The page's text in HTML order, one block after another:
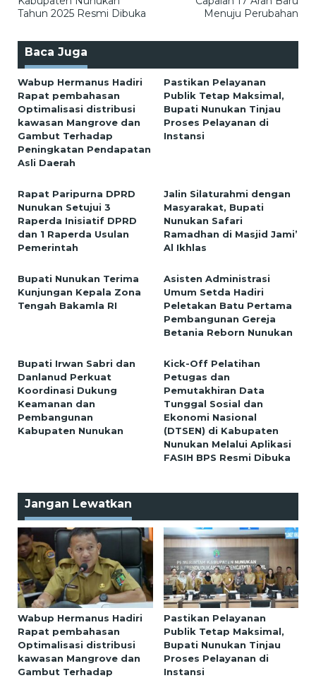
Tahun 2025 Resmi Dibuka
Menuju Perubahan
Baca Juga
Wabup Hermanus Hadiri
Rapat pembahasan
Optimalisasi distribusi
kawasan Mangrove dan
Gambut Terhadap
Peningkatan Pendapatan
Asli Daerah
Pastikan Pelayanan
Publik Tetap Maksimal,
Bupati Nunukan Tinjau
Proses Pelayanan di
Instansi
Rapat Paripurna DPRD
Nunukan Setujui 3
Raperda Inisiatif DPRD
dan 1 Raperda Usulan
Pemerintah
Jalin Silaturahmi dengan
Masyarakat, Bupati
Nunukan Safari
Ramadhan di Masjid Jami’
Al Ikhlas
Bupati Nunukan Terima
Kunjungan Kepala Zona
Tengah Bakamla RI
Asisten Administrasi
Umum Setda Hadiri
Peletakan Batu Pertama
Pembangunan Gereja
Betania Reborn Nunukan
Bupati Irwan Sabri dan
Danlanud Perkuat
Koordinasi Dukung
Keamanan dan
Pembangunan
Kabupaten Nunukan
Kick-Off Pelatihan
Petugas dan
Pemutakhiran Data
Tunggal Sosial dan
Ekonomi Nasional
(DTSEN) di Kabupaten
Nunukan Melalui Aplikasi
FASIH BPS Resmi Dibuka
Jangan Lewatkan
Wabup Hermanus Hadiri
Rapat pembahasan
Optimalisasi distribusi
kawasan Mangrove dan
Gambut Terhadap
Pastikan Pelayanan
Publik Tetap Maksimal,
Bupati Nunukan Tinjau
Proses Pelayanan di
Instansi